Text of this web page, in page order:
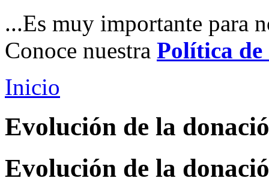
...Es muy importante para
Conoce nuestra Política
Inicio
Evolución de la
Evolución de la